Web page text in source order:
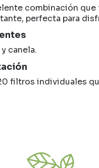
combinación
perfecta para
canela.
filtros individuales